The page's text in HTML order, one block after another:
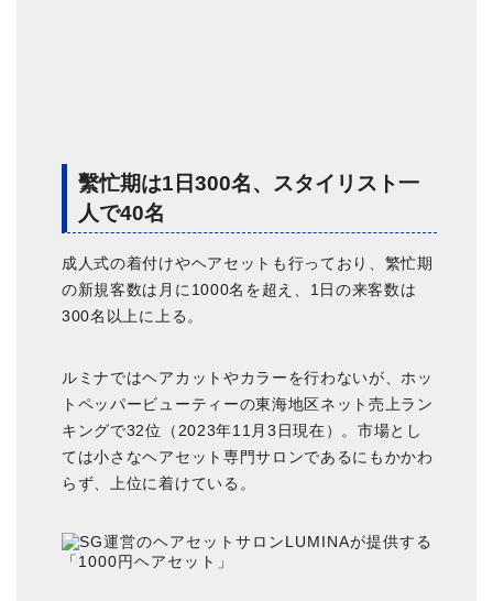
繫忙期は1日300名、スタイリスト一
人で40名
成人式の着付けやヘアセットも行っており、繁忙期
の新規客数は月に1000名を超え、1日の来客数は
300名以上に上る。
ルミナではヘアカットやカラーを行わないが、ホッ
トペッパービューティーの東海地区ネット売上ラン
キングで32位（2023年11月3日現在）。市場とし
ては小さなヘアセット専門サロンであるにもかかわ
らず、上位に着けている。